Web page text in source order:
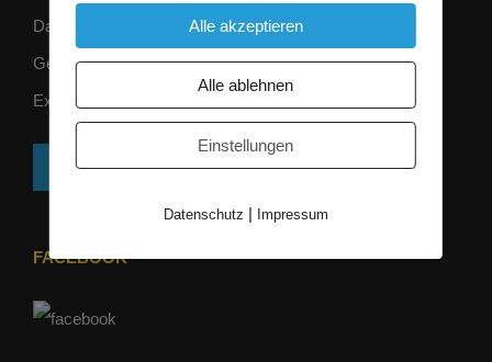
Datenschutz
Gender-Hinweis
Externer Link zum Hinweisgeberportal
KONTAKT
FACEBOOK
Alle akzeptieren
Alle ablehnen
Einstellungen
Datenschutz | Impressum